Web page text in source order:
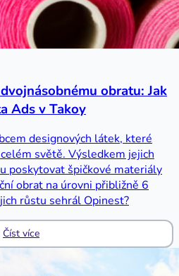
obratu: Jak
Ads v Takoy
designových látek, které
světě. Výsledkem jejich
poskytovat špičkové materiály
obrat na úrovni přibližně 6
růstu sehrál Opinest?
Číst více